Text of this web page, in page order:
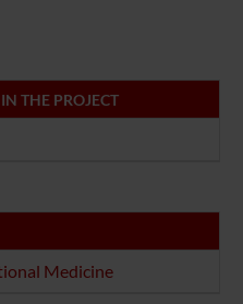
THE PROJECT
Medicine